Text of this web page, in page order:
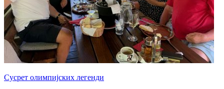
Сусрет олимпијских легенди